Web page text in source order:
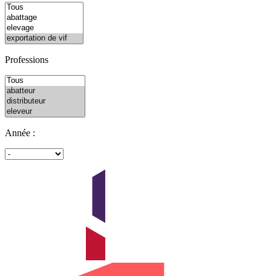
Professions
Année :